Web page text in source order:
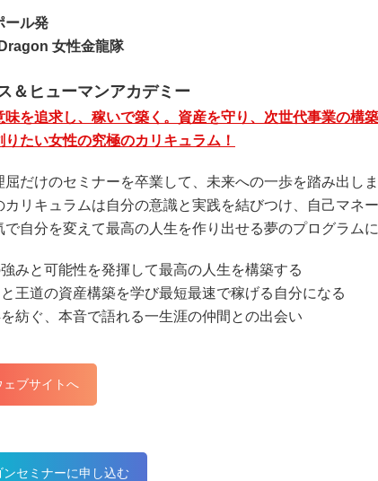
ール発
女性金龍隊
＆ヒューマンアカデミー
を追求し、稼いで築く。資産を守り、次世代事業の構築
たい女性の究極のカリキュラム！
屈だけのセミナーを卒業して、未来への一歩を踏み出し
カリキュラムは自分の意識と実践を結びつけ、自己マネ
で自分を変えて最高の人生を作り出せる夢のプログラム
強みと可能性を発揮して最高の人生を構築する
と王道の資産構築を学び最短最速で稼げる自分になる
を紡ぐ、本音で語れる一生涯の仲間との出会い
ェブサイトへ
ンセミナーに申し込む